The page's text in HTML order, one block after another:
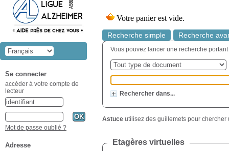
Recherche simple Recherche
Vous pouvez lancer une recherche
Rechercher dans...
Astuce utilisez des guillemets pour
Etagères virtuelles
Se connecter
accéder à votre compte de
lecteur
Mot de passe oublié ?
Adresse